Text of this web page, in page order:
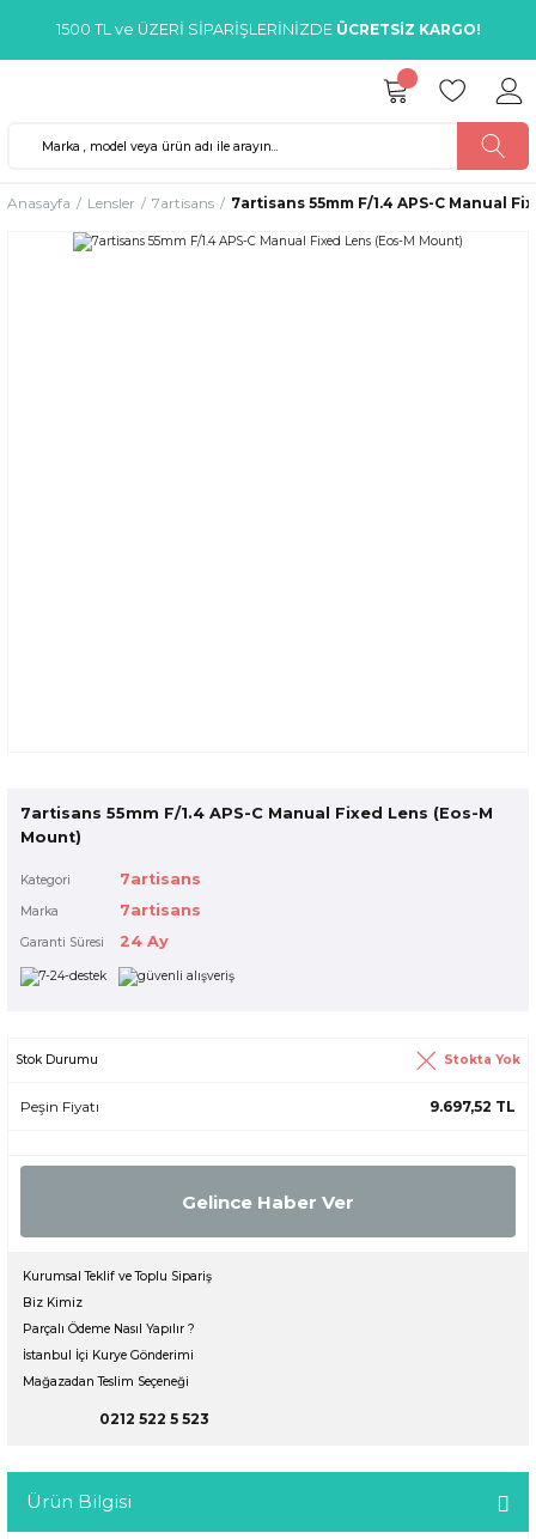
1500 TL ve ÜZERİ SİPARİŞLERİNİZDE ÜCRETSİZ KARGO!
Anasayfa Lensler 7artisans 7artisans 55mm F/1.4 APS-C Manual
7artisans 55mm F/1.4 APS-C Manual Fixed Lens (Eos-M
Mount)
Kategori 7artisans
Marka 7artisans
Garanti Süresi 24 Ay
Stok Durumu Stokta Yok
Peşin Fiyatı 9.697,52 TL
Gelince Haber Ver
Kurumsal Teklif ve Toplu Sipariş
Biz Kimiz
Parçalı Ödeme Nasıl Yapılır ?
İstanbul İçi Kurye Gönderimi
Mağazadan Teslim Seçeneği
0212 522 5 523
Ürün Bilgisi